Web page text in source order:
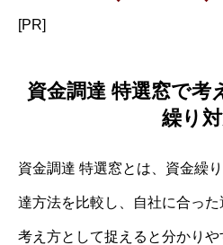
[PR]
資金調達 特選窓で考
繰り
資金調達 特選窓とは、資金繰
達方法を比較し、自社に合っ
考え方として捉えると分かりや